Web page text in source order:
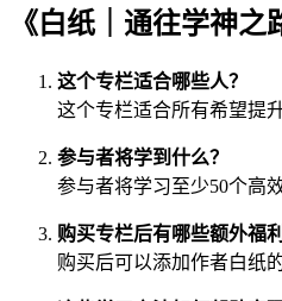
《白纸｜通往学神
这个专栏适合哪些人？
这个专栏适合所有希望提
参与者将学到什么？
参与者将学习至少50个高
购买专栏后有哪些额外福利
购买后可以添加作者白纸